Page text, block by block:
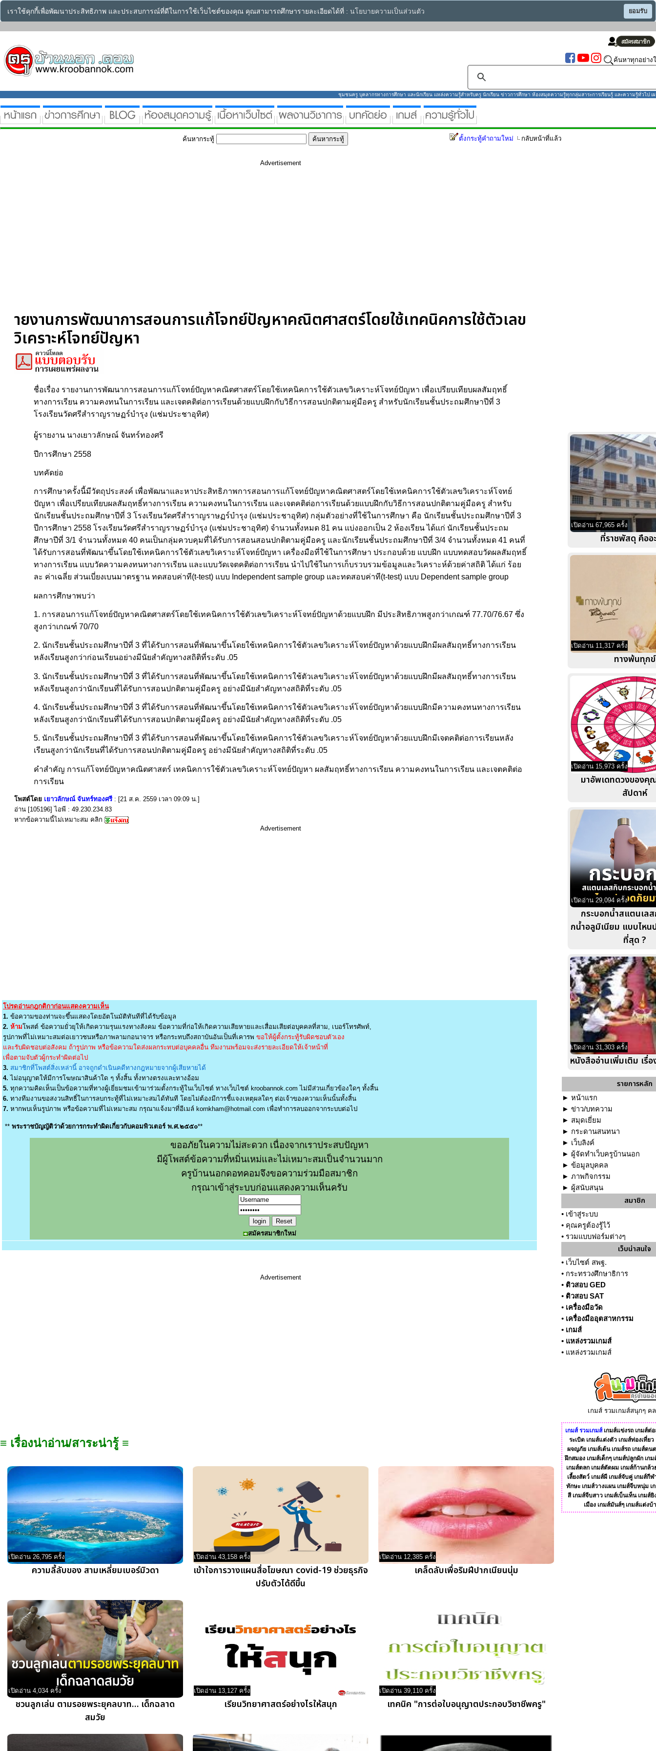
เราใช้คุกกี้เพื่อพัฒนาประสิทธิภาพ และประสบการณ์ที่ดีในการใช้เว็บไซต์ของคุณ คุณสามารถศึกษารายละเอียดได้ที่ : นโยบายความเป็นส่วนตัว ยอมรับ
ค้นหาทุกอย่าง
ชุมชนครู บุคลากรทางการศึกษา และนักเรียน แหล่งความรู้สำหรับครู นักเรียน ข่าวการศึกษา ห้องสมุดความรู้ทุกกลุ่มสาระการเรียนรู้ และความรู้ทั่วไป เ
ค้นหากระทู้ ตั้งกระทู้คำถามใหม่ กลับหน้าที่แล้ว
Advertisement
ายงานการพัฒนาการสอนการแก้โจทย์ปัญหาคณิตศาสตร์โดยใช้เทคนิคการใช้ตัวเลข
วิเคราะห์โจทย์ปัญหา
ชื่อเรื่อง รายงานการพัฒนาการสอนการแก้โจทย์ปัญหาคณิตศาสตร์โดยใช้เทคนิคการใช้ตัวเลขวิเคราะห์โจทย์ปัญหา เพื่อเปรียบเทียบผลสัมฤทธิ์
ทางการเรียน ความคงทนในการเรียน และเจตคติต่อการเรียนด้วยแบบฝึกกับวิธีการสอนปกติตามคู่มือครู สำหรับนักเรียนชั้นประถมศึกษาปีที่ 3
โรงเรียนวัดศรีสำราญราษฏร์บำรุง (แช่มประชาอุทิศ)
ผู้รายงาน นางเยาวลักษณ์ จันทร์ทองศรี
ปีการศึกษา 2558
บทคัดย่อ
การศึกษาครั้งนี้มีวัตถุประสงค์ เพื่อพัฒนาและหาประสิทธิภาพการสอนการแก้โจทย์ปัญหาคณิตศาสตร์โดยใช้เทคนิคการใช้ตัวเลขวิเคราะห์โจทย์
ปัญหา เพื่อเปรียบเทียบผลสัมฤทธิ์ทางการเรียน ความคงทนในการเรียน และเจตคติต่อการเรียนด้วยแบบฝึกกับวิธีการสอนปกติตามคู่มือครู สำหรับ
นักเรียนชั้นประถมศึกษาปีที่ 3 โรงเรียนวัดศรีสำราญราษฏร์บำรุง (แช่มประชาอุทิศ) กลุ่มตัวอย่างที่ใช้ในการศึกษา คือ นักเรียนชั้นประถมศึกษาปีที่ 3
ปีการศึกษา 2558 โรงเรียนวัดศรีสำราญราษฏร์บำรุง (แช่มประชาอุทิศ) จำนวนทั้งหมด 81 คน แบ่งออกเป็น 2 ห้องเรียน ได้แก่ นักเรียนชั้นประถม
ศึกษาปีที่ 3/1 จำนวนทั้งหมด 40 คนเป็นกลุ่มควบคุมที่ได้รับการสอนสอนปกติตามคู่มือครู และนักเรียนชั้นประถมศึกษาปีที่ 3/4 จำนวนทั้งหมด 41 คนที่
ได้รับการสอนที่พัฒนาขึ้นโดยใช้เทคนิคการใช้ตัวเลขวิเคราะห์โจทย์ปัญหา เครื่องมือที่ใช้ในการศึกษา ประกอบด้วย แบบฝึก แบบทดสอบวัดผลสัมฤทธิ์
ทางการเรียน แบบวัดความคงทนทางการเรียน และแบบวัดเจตคติต่อการเรียน นำไปใช้ในการเก็บรวบรวมข้อมูลและวิเคราะห์ด้วยค่าสถิติ ได้แก่ ร้อย
ละ ค่าเฉลี่ย ส่วนเบี่ยงเบนมาตรฐาน ทดสอบค่าที(t-test) แบบ Independent sample group และทดสอบค่าที(t-test) แบบ Dependent sample group
ผลการศึกษาพบว่า
1. การสอนการแก้โจทย์ปัญหาคณิตศาสตร์โดยใช้เทคนิคการใช้ตัวเลขวิเคราะห์โจทย์ปัญหาด้วยแบบฝึก มีประสิทธิภาพสูงกว่าเกณฑ์ 77.70/76.67 ซึ่ง
สูงกว่าเกณฑ์ 70/70
2. นักเรียนชั้นประถมศึกษาปีที่ 3 ที่ได้รับการสอนที่พัฒนาขึ้นโดยใช้เทคนิคการใช้ตัวเลขวิเคราะห์โจทย์ปัญหาด้วยแบบฝึกมีผลสัมฤทธิ์ทางการเรียน
หลังเรียนสูงกว่าก่อนเรียนอย่างมีนัยสำคัญทางสถิติที่ระดับ .05
3. นักเรียนชั้นประถมศึกษาปีที่ 3 ที่ได้รับการสอนที่พัฒนาขึ้นโดยใช้เทคนิคการใช้ตัวเลขวิเคราะห์โจทย์ปัญหาด้วยแบบฝึกมีผลสัมฤทธิ์ทางการเรียน
หลังเรียนสูงกว่านักเรียนที่ได้รับการสอนปกติตามคู่มือครู อย่างมีนัยสำคัญทางสถิติที่ระดับ .05
4. นักเรียนชั้นประถมศึกษาปีที่ 3 ที่ได้รับการสอนที่พัฒนาขึ้นโดยใช้เทคนิคการใช้ตัวเลขวิเคราะห์โจทย์ปัญหาด้วยแบบฝึกมีความคงทนทางการเรียน
หลังเรียนสูงกว่านักเรียนที่ได้รับการสอนปกติตามคู่มือครู อย่างมีนัยสำคัญทางสถิติที่ระดับ .05
5. นักเรียนชั้นประถมศึกษาปีที่ 3 ที่ได้รับการสอนที่พัฒนาขึ้นโดยใช้เทคนิคการใช้ตัวเลขวิเคราะห์โจทย์ปัญหาด้วยแบบฝึกมีเจตคติต่อการเรียนหลัง
เรียนสูงกว่านักเรียนที่ได้รับการสอนปกติตามคู่มือครู อย่างมีนัยสำคัญทางสถิติที่ระดับ .05
คำสำคัญ การแก้โจทย์ปัญหาคณิตศาสตร์ เทคนิคการใช้ตัวเลขวิเคราะห์โจทย์ปัญหา ผลสัมฤทธิ์ทางการเรียน ความคงทนในการเรียน และเจตคติต่อ
การเรียน
โพสต์โดย เยาวลักษณ์ จันทร์ทองศรี : [21 ส.ค. 2559 เวลา 09:09 น.]
อ่าน [105196] ไอพี : 49.230.234.83
หากข้อความนี้ไม่เหมาะสม คลิก
Advertisement
โปรดอ่านกฎกติกาก่อนแสดงความเห็น
1. ข้อความของท่านจะขึ้นแสดงโดยอัตโนมัติทันทีที่ได้รับข้อมูล
2. ห้ามโพสต์ ข้อความยั่วยุให้เกิดความรุนแรงทางสังคม ข้อความที่ก่อให้เกิดความเสียหายและเสื่อมเสียต่อบุคคลที่สาม, เบอร์โทรศัพท์,
รูปภาพที่ไม่เหมาะสมต่อเยาวชนหรือภาพลามกอนาจาร หรือกระทบถึงสถาบันอันเป็นที่เคารพ ขอให้ผู้ตั้งกระทู้รับผิดชอบตัวเอง
และรับผิดชอบต่อสังคม ถ้ารูปภาพ หรือข้อความใดส่งผลกระทบต่อบุคคลอื่น ทีมงานพร้อมจะส่งรายละเอียดให้เจ้าหน้าที่
เพื่อตามจับตัวผู้กระทำผิดต่อไป
3. สมาชิกที่โพสต์สิ่งเหล่านี้ อาจถูกดำเนินคดีทางกฎหมายจากผู้เสียหายได้
4. ไม่อนุญาตให้มีการโฆษณาสินค้าใด ๆ ทั้งสิ้น ทั้งทางตรงและทางอ้อม
5. ทุกความคิดเห็นเป็นข้อความที่ทางผู้เยี่ยมชมเข้ามาร่วมตั้งกระทู้ในเว็บไซต์ ทางเว็บไซต์ kroobannok.com ไม่มีส่วนเกี่ยวข้องใดๆ ทั้งสิ้น
6. ทางทีมงานขอสงวนสิทธิ์ในการลบกระทู้ที่ไม่เหมาะสมได้ทันที โดยไม่ต้องมีการชี้แจงเหตุผลใดๆ ต่อเจ้าของความเห็นนั้นทั้งสิ้น
7. หากพบเห็นรูปภาพ หรือข้อความที่ไม่เหมาะสม กรุณาแจ้งมาที่อีเมล์ kornkham@hotmail.com เพื่อทำการลบออกจากระบบต่อไป
** พระราชบัญญัติว่าด้วยการกระทำผิดเกี่ยวกับคอมพิวเตอร์ พ.ศ.๒๕๕๐**
ขออภัยในความไม่สะดวก เนื่องจากเราประสบปัญหา
มีผู้โพสต์ข้อความที่หมิ่นเหม่และไม่เหมาะสมเป็นจำนวนมาก
ครูบ้านนอกดอทคอมจึงขอความร่วมมือสมาชิก
กรุณาเข้าสู่ระบบก่อนแสดงความเห็นครับ
สมัครสมาชิกใหม่
Advertisement
≡ เรื่องน่าอ่าน/สาระน่ารู้ ≡
เปิดอ่าน 26,795 ครั้ง
ความลี้ลับของ สามเหลี่ยมเบอร์มิวดา
เปิดอ่าน 43,158 ครั้ง
เข้าใจการวางแผนสื่อโฆษณา covid-19 ช่วยธุรกิจ
ปรับตัวได้ดีขึ้น
เปิดอ่าน 12,385 ครั้ง
เคล็ดลับเพื่อริมฝีปากเนียนนุ่ม
เปิดอ่าน 4,034 ครั้ง
ชวนลูกเล่น ตามรอยพระยุคลบาท… เด็กฉลาด
สมวัย
เปิดอ่าน 13,127 ครั้ง
เรียนวิทยาศาสตร์อย่างไรให้สนุก
เปิดอ่าน 39,110 ครั้ง
เทคนิค "การต่อใบอนุญาตประกอบวิชาชีพครู"
เปิดอ่าน 67,965 ครั้ง
ที่ราชพัสดุ คืออ
เปิดอ่าน 11,317 ครั้ง
ทางพ้นทุกข์
เปิดอ่าน 15,973 ครั้ง
มาอัพเดทดวงของคุ
สัปดาห์
เปิดอ่าน 29,094 ครั้ง
กระบอกน้ำสแตนเล
กน้ำอลูมิเนียม แบบไห
ที่สุด ?
เปิดอ่าน 31,303 ครั้ง
หนังสืออ่านเพิ่มเติม เรื่อ
รายการหลัก
► หน้าแรก
► ข่าว/บทความ
► สมุดเยี่ยม
► กระดานสนทนา
► เว็บลิงค์
► ผู้จัดทำเว็บครูบ้านนอก
► ข้อมูลบุคคล
► ภาพกิจกรรม
► ผู้สนับสนุน
สมาชิก
• เข้าสู่ระบบ
• คุณครูต้องรู้ไว้
• รวมแบบฟอร์มต่างๆ
เว็บน่าสนใจ
• เว็บไซต์ สพฐ.
• กระทรวงศึกษาธิการ
• ติวสอบ GED
• ติวสอบ SAT
• เครื่องมือวัด
• เครื่องมืออุตสาหกรรม
• เกมส์
• แหล่งรวมเกมส์
• แหล่งรวมเกมส์
เกมส์ รวมเกมส์สนุกๆ ค
เกมส์ รวมเกมส์ เกมส์แข่งรถ เกมส์ต่อ
ระเบิด เกมส์แต่งตัว เกมส์ท่องเที่ยว
ผจญภัย เกมส์เต้น เกมส์รถ เกมส์ดน
ฝึกสมอง เกมส์เด็กๆ เกมส์ปลูกผัก เก
เกมส์ตลก เกมส์ตัดผม เกมส์ก้านกล้ว
เลี้ยงสัตว์ เกมส์ผี เกมส์จับคู่ เกมส์กีฬ
ทักษะ เกมส์วางแผน เกมส์จีบหนุ่ม เ
สี เกมส์จีบสาว เกมส์เบ็นเท็น เกมส์ยิ
เมือง เกมส์มันส์ๆ เกมส์แต่งบ้